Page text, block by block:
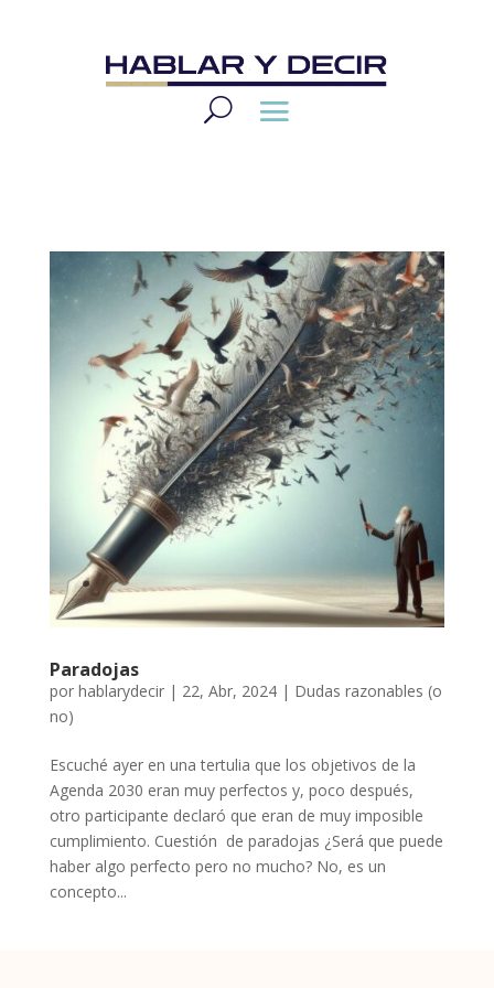
Paradojas
por hablarydecir| 22, Abr, 2024| Dudas razonables (o
no)
Escuché ayer en una tertulia que los objetivos de la
Agenda 2030 eran muy perfectos y, poco después,
otro participante declaró que eran de muy imposible
cumplimiento. Cuestión de paradojas ¿Será que puede
haber algo perfecto pero no mucho? No, es un
concepto...